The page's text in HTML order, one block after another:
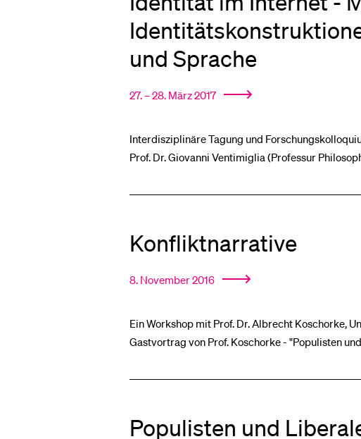
und Sprache
27. – 28. März 2017
Interdisziplinäre Tagung und
Prof. Dr. Giovanni Ventimiglia (Professur
Konfliktnarrative
8. November 2016
Ein Workshop mit Prof. Dr. Albrecht Koschorke,
Gastvortrag von Prof. Koschorke - "Populisten
Populisten und